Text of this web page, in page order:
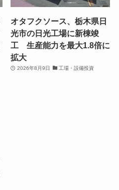
オタフクソース、栃木県日
光市の日光工場に新棟竣
工 生産能力を最大1.8倍に
拡大
2026年8月9日 工場・設備投資